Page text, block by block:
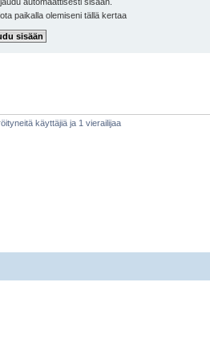
paikalla olemiseni tällä kertaa
käyttäjiä ja 1 vierailijaa